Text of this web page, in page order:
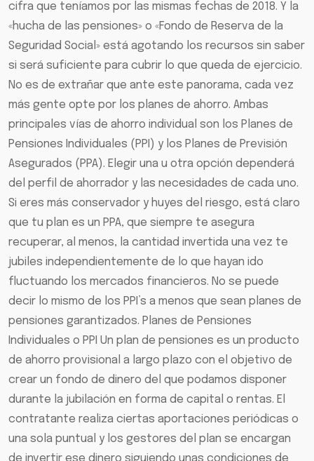
cifra que teníamos por las mismas fechas de 2018. Y la
«hucha de las pensiones» o «Fondo de Reserva de la
Seguridad Social» está agotando los recursos sin saber
si será suficiente para cubrir lo que queda de ejercicio.
No es de extrañar que ante este panorama, cada vez
más gente opte por los planes de ahorro. Ambas
principales vías de ahorro individual son los Planes de
Pensiones Individuales (PPI) y los Planes de Previsión
Asegurados (PPA). Elegir una u otra opción dependerá
del perfil de ahorrador y las necesidades de cada uno.
Si eres más conservador y huyes del riesgo, está claro
que tu plan es un PPA, que siempre te asegura
recuperar, al menos, la cantidad invertida una vez te
jubiles independientemente de lo que hayan ido
fluctuando los mercados financieros. No se puede
decir lo mismo de los PPI’s a menos que sean planes de
pensiones garantizados. Planes de Pensiones
Individuales o PPI Un plan de pensiones es un producto
de ahorro provisional a largo plazo con el objetivo de
crear un fondo de dinero del que podamos disponer
durante la jubilación en forma de capital o rentas. El
contratante realiza ciertas aportaciones periódicas o
una sola puntual y los gestores del plan se encargan